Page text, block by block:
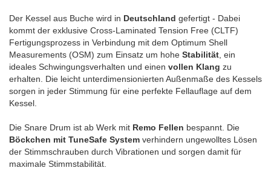
Der Kessel aus Buche wird in Deutschland gefertigt - Dabei
kommt der exklusive Cross-Laminated Tension Free (CLTF)
Fertigungsprozess in Verbindung mit dem Optimum Shell
Measurements (OSM) zum Einsatz um hohe Stabilität , ein
ideales Schwingungsverhalten und einen vollen Klang zu
erhalten. Die leicht unterdimensionierten Außenmaße des Kessels
sorgen in jeder Stimmung für eine perfekte Fellauflage auf dem
Kessel.
Die Snare Drum ist ab Werk mit Remo Fellen bespannt. Die
Böckchen mit TuneSafe System verhindern ungewolltes Lösen
der Stimmschrauben durch Vibrationen und sorgen damit für
maximale Stimmstabilität.